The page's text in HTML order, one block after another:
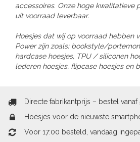
accessoires. Onze hoge kwalitatieve
uit voorraad leverbaar.
Hoesjes dat wij op voorraad hebben
Power zijn zoals: bookstyle/
hardcase hoesjes, TPU / siliconen
lederen hoesjes, flipcase hoesjes en
Directe fabrikantprijs – bestel vanaf
Hoesjes voor de nieuwste
Voor 17:00 besteld, vandaag